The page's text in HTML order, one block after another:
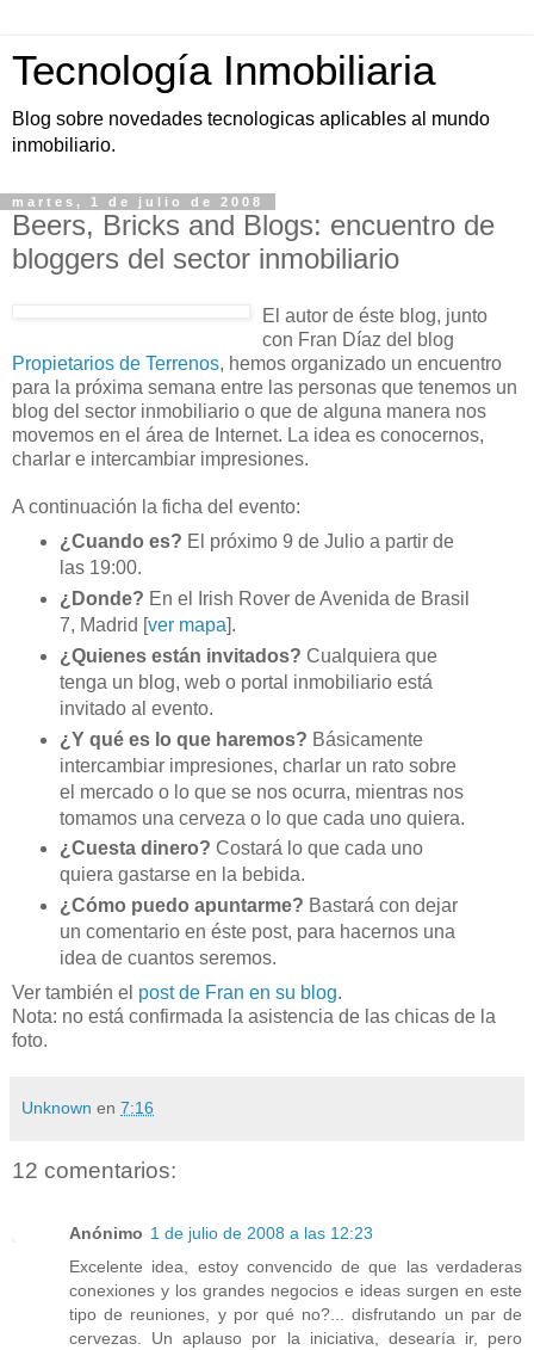
Tecnología Inmobiliaria
Blog sobre novedades tecnologicas aplicables al mundo
inmobiliario.
martes, 1 de julio de 2008
Beers, Bricks and Blogs: encuentro de
bloggers del sector inmobiliario
El autor de éste blog, junto
con Fran Díaz del blog
Propietarios de Terrenos, hemos organizado un encuentro
para la próxima semana entre las personas que tenemos un
blog del sector inmobiliario o que de alguna manera nos
movemos en el área de Internet. La idea es conocernos,
charlar e intercambiar impresiones.
A continuación la ficha del evento:
¿Cuando es? El próximo 9 de Julio a partir de
las 19:00.
¿Donde? En el Irish Rover de Avenida de Brasil
7, Madrid [ver mapa].
¿Quienes están invitados? Cualquiera que
tenga un blog, web o portal inmobiliario está
invitado al evento.
¿Y qué es lo que haremos? Básicamente
intercambiar impresiones, charlar un rato sobre
el mercado o lo que se nos ocurra, mientras nos
tomamos una cerveza o lo que cada uno quiera.
¿Cuesta dinero? Costará lo que cada uno
quiera gastarse en la bebida.
¿Cómo puedo apuntarme? Bastará con dejar
un comentario en éste post, para hacernos una
idea de cuantos seremos.
Ver también el post de Fran en su blog.
Nota: no está confirmada la asistencia de las chicas de la
foto.
Unknown en 7:16
12 comentarios:
Anónimo 1 de julio de 2008 a las 12:23
Excelente idea, estoy convencido de que las verdaderas
conexiones y los grandes negocios e ideas surgen en este
tipo de reuniones, y por qué no?... disfrutando un par de
cervezas. Un aplauso por la iniciativa, desearía ir, pero